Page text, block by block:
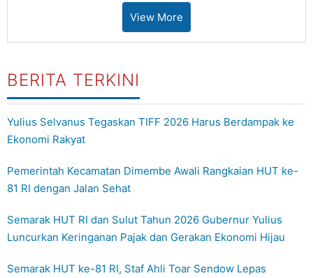
View More
BERITA TERKINI
Yulius Selvanus Tegaskan TIFF 2026 Harus Berdampak ke
Ekonomi Rakyat
Pemerintah Kecamatan Dimembe Awali Rangkaian HUT ke-
81 RI dengan Jalan Sehat
Semarak HUT RI dan Sulut Tahun 2026 Gubernur Yulius
Luncurkan Keringanan Pajak dan Gerakan Ekonomi Hijau
Semarak HUT ke-81 RI, Staf Ahli Toar Sendow Lepas